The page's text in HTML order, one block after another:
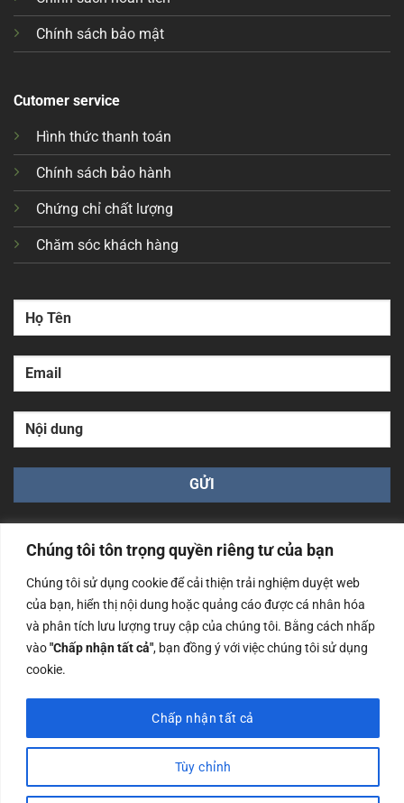
Chúng tôi tôn trọng quyền riêng tư của bạn
Chúng tôi sử dụng cookie để cải thiện trải nghiệm duyệt web
của bạn, hiển thị nội dung hoặc quảng cáo được cá nhân hóa
và phân tích lưu lượng truy cập của chúng tôi. Bằng cách nhấp
vào"Chấp nhận tất cả", bạn đồng ý với việc chúng tôi sử dụng
cookie.
Tùy chỉnh
Chấp nhận tất cả
Chính sách bảo mật
Cutomer service
Hình thức thanh toán
Chính sách bảo hành
Chứng chỉ chất lượng
Chăm sóc khách hàng
Công ty TNHH Nam Bình Xương - Số ĐKKD: 0108783483
cấp ngày 14/06/2019 bởi Sở Kế Hoạch và Đầu Tư Tp. Hà
Nội
Copyrights @2023 Nam Binh Xuong. All Rights Reserved